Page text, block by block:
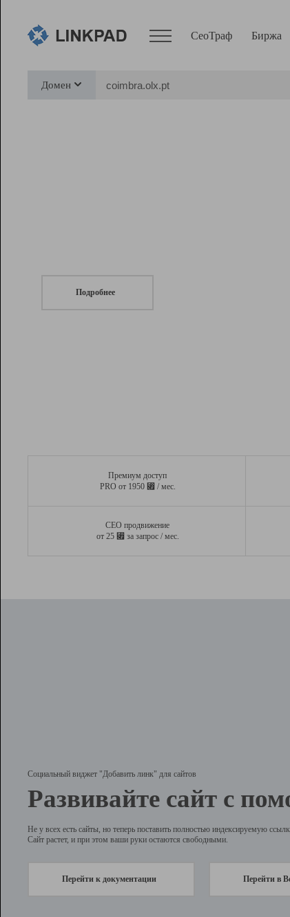
СеоТраф Биржа
Домен
Подробнее
Премиум доступ
PRO от 1950 ⃏ / мес.
СЕО продвижение
от 25 ⃏ за запрос / мес.
Социальный виджет "Добавить линк" для сайтов
Развивайте сайт с
Не у всех есть сайты, но теперь поставить полностью индексируемую
Сайт растет, и при этом ваши руки остаются свободными.
Перейти к документации Перейти в